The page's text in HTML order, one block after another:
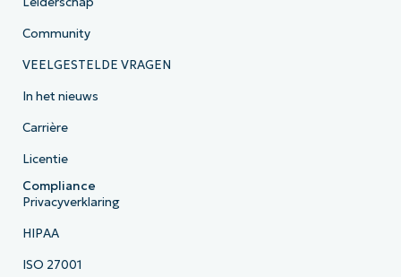
Community
VEELGESTELDE VRAGEN
In het nieuws
Carrière
Licentie
Compliance
Privacyverklaring
HIPAA
ISO 27001